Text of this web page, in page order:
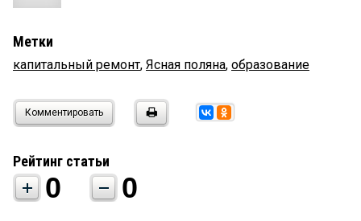
Метки
капитальный ремонт, Ясная поляна, образование
Комментировать
Рейтинг статьи
0 0